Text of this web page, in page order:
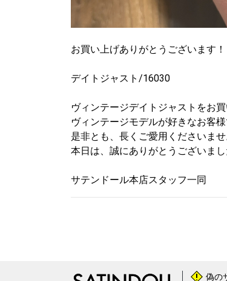
お買い上げありがとうございます！
デイトジャスト/16030
ヴィンテージデイトジャストをお
ヴィンテージモデルが好きなお客
是非とも、長くご愛用くださいませ
本日は、誠にありがとうございまし
サテンドール本店スタッフ一同
! 偽の